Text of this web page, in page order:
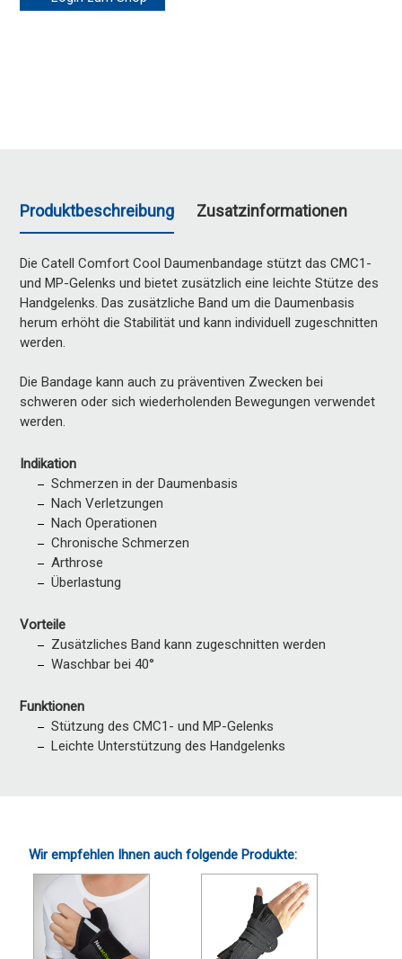
Produktbeschreibung Zusatzinformationen
Die Catell Comfort Cool Daumenbandage stützt das CMC1-
und MP-Gelenks und bietet zusätzlich eine leichte Stütze des
Handgelenks. Das zusätzliche Band um die Daumenbasis
herum erhöht die Stabilität und kann individuell zugeschnitten
werden.
Die Bandage kann auch zu präventiven Zwecken bei
schweren oder sich wiederholenden Bewegungen verwendet
werden.
Indikation
Schmerzen in der Daumenbasis
Nach Verletzungen
Nach Operationen
Chronische Schmerzen
Arthrose
Überlastung
Vorteile
Zusätzliches Band kann zugeschnitten werden
Waschbar bei 40°
Funktionen
Stützung des CMC1- und MP-Gelenks
Leichte Unterstützung des Handgelenks
Wir empfehlen Ihnen auch folgende Produkte: